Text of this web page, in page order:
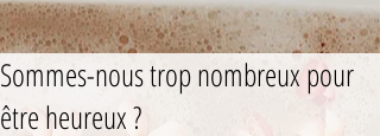
Sommes-nous trop nombreux pour
être heureux ?